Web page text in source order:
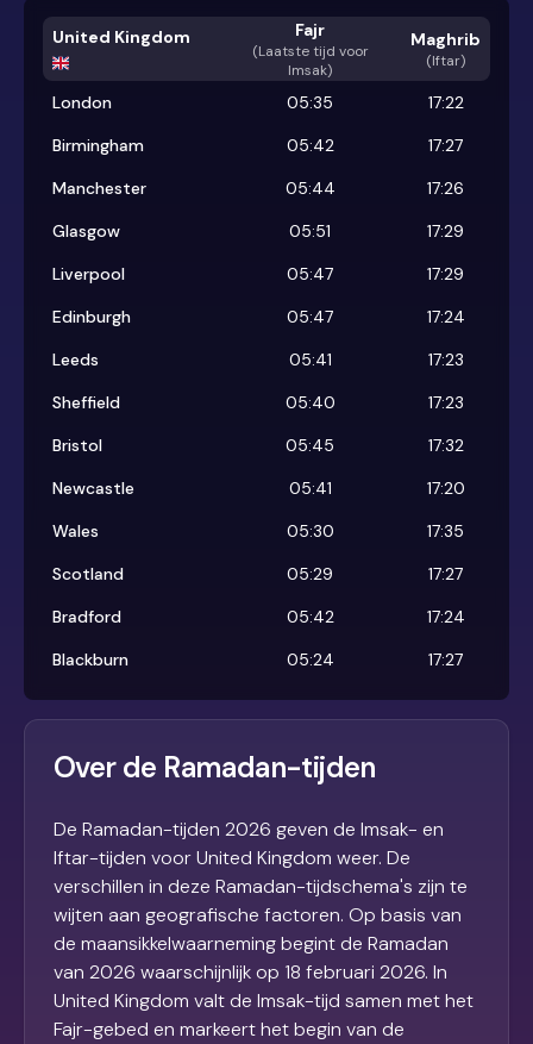
United Kingdom Fajr
(Laatste tijd voor
Imsak)
Maghrib
(Iftar)
London 05:35
17:22
Birmingham
05:42
17:27
Manchester
05:44
17:26
Glasgow
05:51
17:29
Liverpool
05:47
17:29
Edinburgh
05:47
17:24
Leeds
05:41
17:23
Sheffield
05:40
17:23
Bristol
05:45
17:32
Newcastle
05:41
17:20
Wales
05:30
17:35
Scotland
05:29
17:27
Bradford
05:42
17:24
Blackburn
05:24 17:27
Over de Ramadan-tijden
De Ramadan-tijden 2026 geven de Imsak- en
Iftar-tijden voor United Kingdom weer. De
verschillen in deze Ramadan-tijdschema's zijn te
wijten aan geografische factoren. Op basis van
de maansikkelwaarneming begint de Ramadan
van 2026 waarschijnlijk op 18 februari 2026. In
United Kingdom valt de Imsak-tijd samen met het
Fajr-gebed en markeert het begin van de